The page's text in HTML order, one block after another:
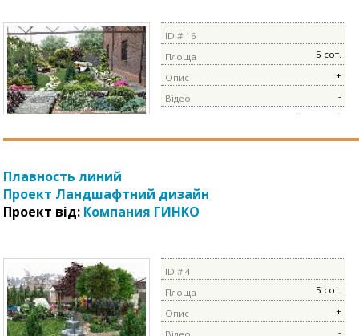
ID # 16
Площа
5 сот.
Опис
+
Відео
-
Альпінарій, рокарій
Плавность линий
Проект Ландшафтний дизайн
Проект від: Компания ГИНКО
ID # 4
Площа
5 сот.
Опис
+
-